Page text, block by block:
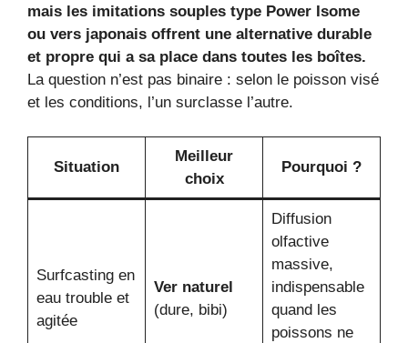
mais les imitations souples type Power Isome
ou vers japonais offrent une alternative durable
et propre qui a sa place dans toutes les boîtes.
La question n’est pas binaire : selon le poisson visé
et les conditions, l’un surclasse l’autre.
Situation
Meilleur
choix
Pourquoi ?
Surfcasting en
eau trouble et
agitée
Ver naturel
(dure, bibi)
Diffusion
olfactive
massive,
indispensable
quand les
poissons ne